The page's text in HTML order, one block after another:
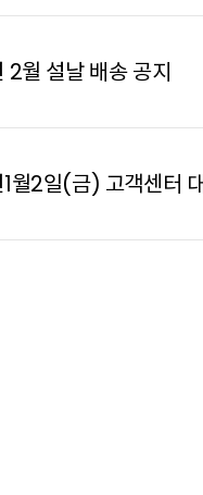
월 설날 배송 공지
월2일(금) 고객센터